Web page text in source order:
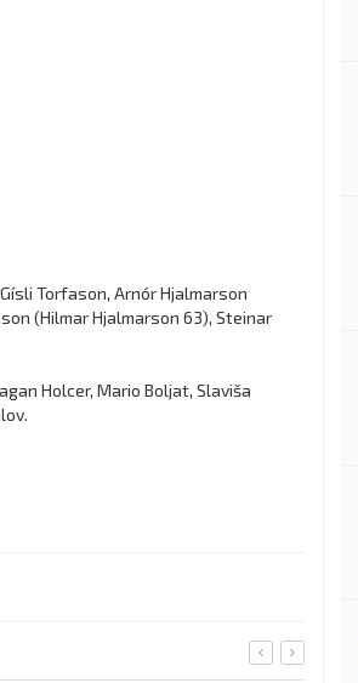
Torfason, Arnór Hjalmarson
(Hilmar Hjalmarson 63), Steinar
Holcer, Mario Boljat, Slaviša